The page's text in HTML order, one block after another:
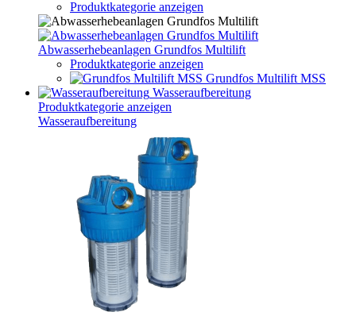
Produktkategorie anzeigen
Abwasserhebeanlagen Grundfos Multilift
Produktkategorie anzeigen
Grundfos Multilift MSS
Wasseraufbereitung
Produktkategorie anzeigen
Wasseraufbereitung